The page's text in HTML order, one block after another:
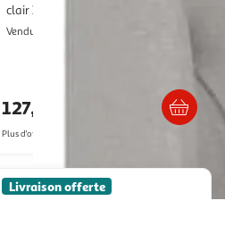
clair 147x23x118/128 cm tissu
Vendu par
Livraison dès 4/5 jours
127,99€
Plus d'offres à partir de
Livraison offerte